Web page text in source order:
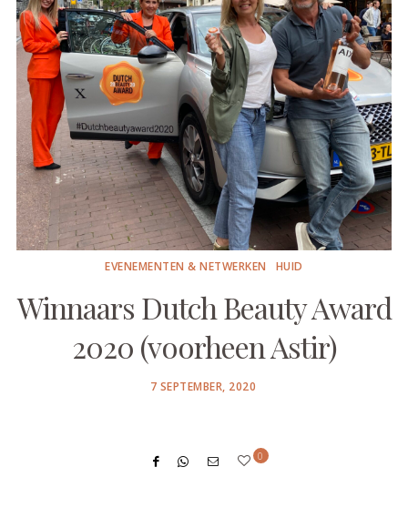
EVENEMENTEN & NETWERKEN HUID
Winnaars Dutch Beauty Award
2020 (voorheen Astir)
POSTED
7 SEPTEMBER, 2020
0